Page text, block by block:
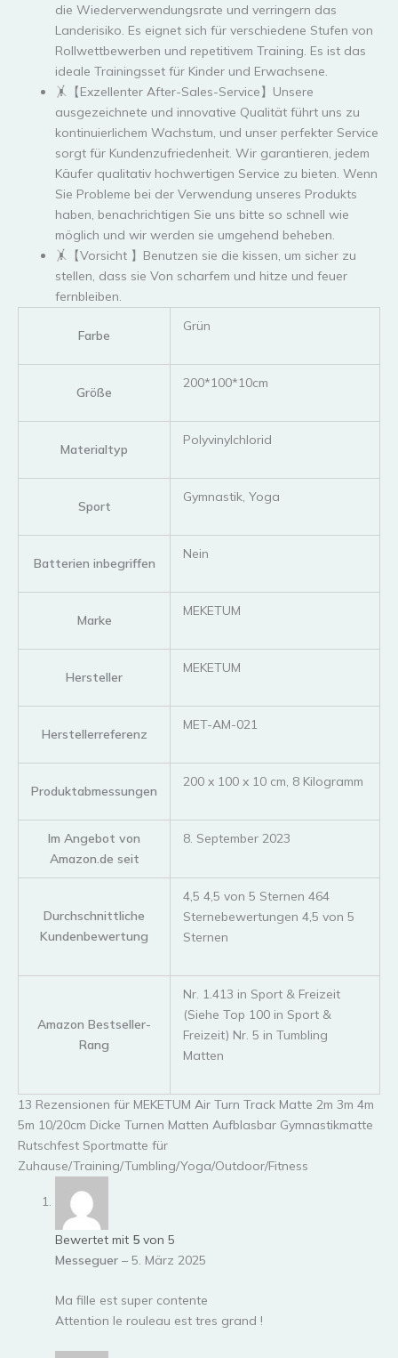
die Wiederverwendungsrate und verringern das
Landerisiko. Es eignet sich für verschiedene Stufen von
Rollwettbewerben und repetitivem Training. Es ist das
ideale Trainingsset für Kinder und Erwachsene.
🤸【Exzellenter After-Sales-Service】Unsere
ausgezeichnete und innovative Qualität führt uns zu
kontinuierlichem Wachstum, und unser perfekter Service
sorgt für Kundenzufriedenheit. Wir garantieren, jedem
Käufer qualitativ hochwertigen Service zu bieten. Wenn
Sie Probleme bei der Verwendung unseres Produkts
haben, benachrichtigen Sie uns bitte so schnell wie
möglich und wir werden sie umgehend beheben.
🤸【Vorsicht 】Benutzen sie die kissen, um sicher zu
stellen, dass sie Von scharfem und hitze und feuer
fernbleiben.
Farbe
‎Grün
Größe
‎200*100*10cm
Materialtyp
‎Polyvinylchlorid
Sport
‎Gymnastik, Yoga
Batterien inbegriffen
‎Nein
Marke
‎MEKETUM
Hersteller
‎MEKETUM
Herstellerreferenz
‎MET-AM-021
Produktabmessungen
‎200 x 100 x 10 cm, 8 Kilogramm
Im Angebot von
Amazon.de seit
8. September 2023
Durchschnittliche
Kundenbewertung
4,5 4,5 von 5 Sternen 464
Sternebewertungen 4,5 von 5
Sternen
Amazon Bestseller-
Rang
Nr. 1.413 in Sport & Freizeit
(Siehe Top 100 in Sport &
Freizeit) Nr. 5 in Tumbling
Matten
13 Rezensionen für MEKETUM Air Turn Track Matte 2m 3m 4m
5m 10/20cm Dicke Turnen Matten Aufblasbar Gymnastikmatte
Rutschfest Sportmatte für
Zuhause/Training/Tumbling/Yoga/Outdoor/Fitness
Bewertet mit 5 von 5
Messeguer – 5. März 2025
Ma fille est super contente
Attention le rouleau est tres grand !